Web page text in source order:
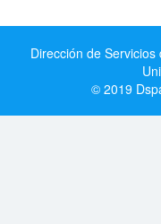
Dirección de
© 2019